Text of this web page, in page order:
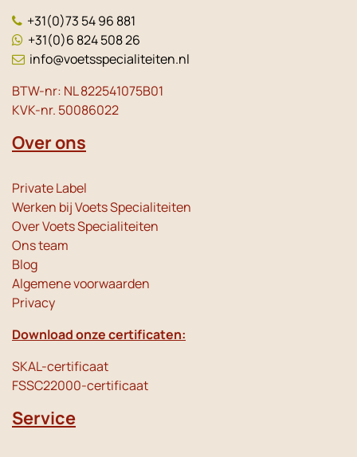
+31(0)73 54 96 881
+31(0)6 824 508 26
info@voetsspecialiteiten.nl
BTW-nr: NL 822541075B01
KVK-nr. 50086022
Over ons
Private Label
Werken bij Voets Specialiteiten
Over Voets Specialiteiten
Ons team
Blog
Algemene voorwaarden
Privacy
Download onze certificaten:
SKAL-certificaat
FSSC22000-certificaat
Service